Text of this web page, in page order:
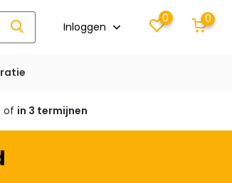
Inloggen
0 0
of in 3 termijnen